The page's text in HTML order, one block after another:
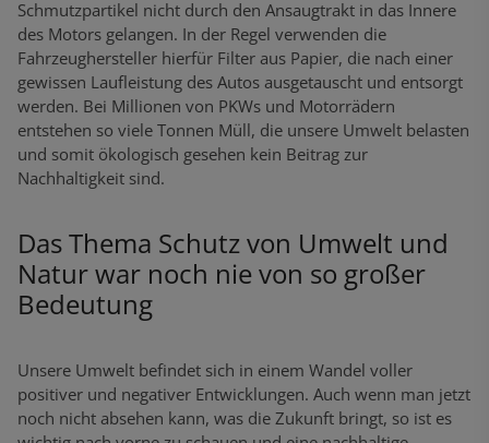
Schmutzpartikel nicht durch den Ansaugtrakt in das Innere
des Motors gelangen. In der Regel verwenden die
Fahrzeughersteller hierfür Filter aus Papier, die nach einer
gewissen Laufleistung des Autos ausgetauscht und entsorgt
werden. Bei Millionen von PKWs und Motorrädern
entstehen so viele Tonnen Müll, die unsere Umwelt belasten
und somit ökologisch gesehen kein Beitrag zur
Nachhaltigkeit sind.
Das Thema Schutz von Umwelt und
Natur war noch nie von so großer
Bedeutung
Unsere Umwelt befindet sich in einem Wandel voller
positiver und negativer Entwicklungen. Auch wenn man jetzt
noch nicht absehen kann, was die Zukunft bringt, so ist es